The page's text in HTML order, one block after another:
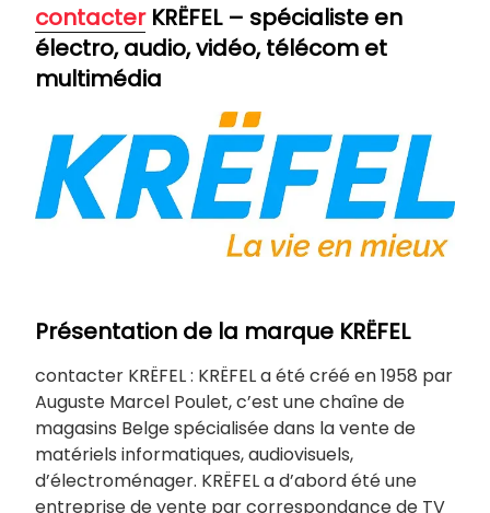
contacterKRËFEL – spécialiste en
électro, audio, vidéo, télécom et
multimédia
Présentation de la marque KRËFEL
contacter KRËFEL : KRËFEL a été créé en 1958 par
Auguste Marcel Poulet, c’est une chaîne de
magasins Belge spécialisée dans la vente de
matériels informatiques, audiovisuels,
d’électroménager. KRËFEL a d’abord été une
entreprise de vente par correspondance de TV